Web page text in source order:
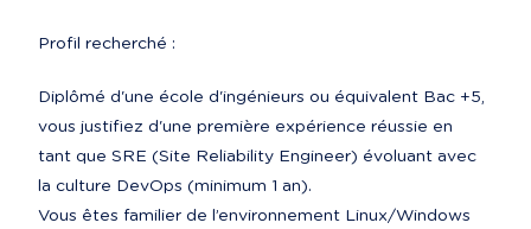
Profil recherché :
Diplômé d'une école d'ingénieurs ou équivalent Bac +5,
vous justifiez d'une première expérience réussie en
tant que SRE (Site Reliability Engineer) évoluant avec
la culture DevOps (minimum 1 an).
Vous êtes familier de l’environnement Linux/Windows